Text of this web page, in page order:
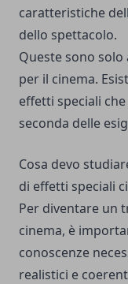
caratteristiche
dello spettacolo.
Queste sono
per il cinema.
effetti speciali
seconda delle
Cosa devo
di effetti speciali
Per diventare un
cinema, è
conoscenze
realistici e